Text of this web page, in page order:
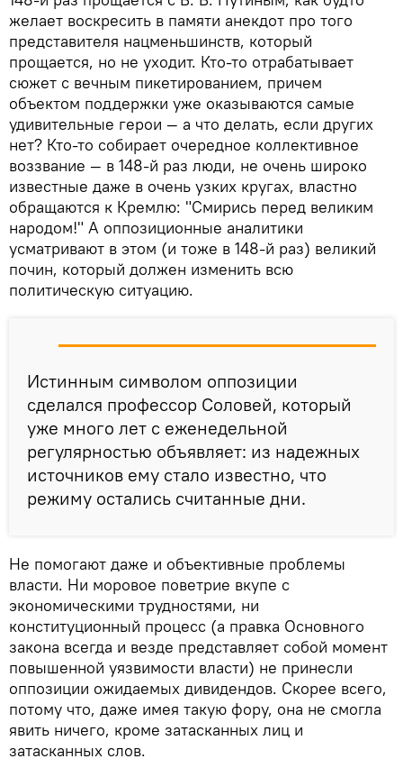
желает воскресить в памяти анекдот про того
представителя нацменьшинств, который
прощается, но не уходит. Кто-то отрабатывает
сюжет с вечным пикетированием, причем
объектом поддержки уже оказываются самые
удивительные герои — а что делать, если других
нет? Кто-то собирает очередное коллективное
воззвание — в 148-й раз люди, не очень широко
известные даже в очень узких кругах, властно
обращаются к Кремлю: "Смирись перед великим
народом!" А оппозиционные аналитики
усматривают в этом (и тоже в 148-й раз) великий
почин, который должен изменить всю
политическую ситуацию.
Истинным символом оппозиции
сделался профессор Соловей, который
уже много лет с еженедельной
регулярностью объявляет: из надежных
источников ему стало известно, что
режиму остались считанные дни.
Не помогают даже и объективные проблемы
власти. Ни моровое поветрие вкупе с
экономическими трудностями, ни
конституционный процесс (а правка Основного
закона всегда и везде представляет собой момент
повышенной уязвимости власти) не принесли
оппозиции ожидаемых дивидендов. Скорее всего,
потому что, даже имея такую фору, она не смогла
явить ничего, кроме затасканных лиц и
затасканных слов.